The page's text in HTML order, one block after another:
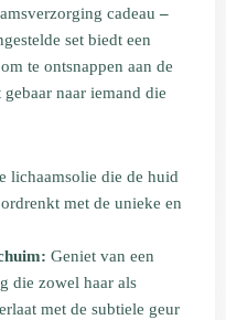
cadeau –
set biedt een
te ontsnappen aan de
naar iemand die
lichaamsolie die de huid
met de unieke en
Geniet van een
die zowel haar als
met de subtiele geur